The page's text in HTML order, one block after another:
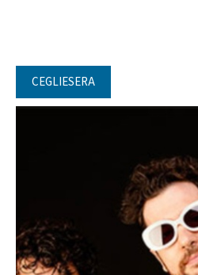
CEGLIESERA